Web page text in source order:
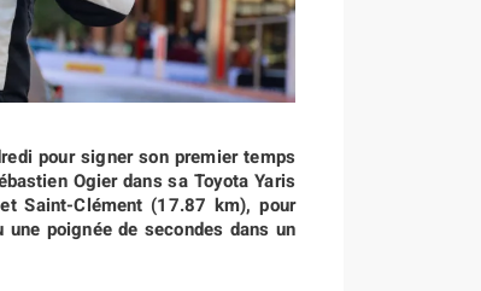
pour signer son premier temps
Ogier dans sa Toyota Yaris
Saint-Clément (17.87 km), pour
poignée de secondes dans un